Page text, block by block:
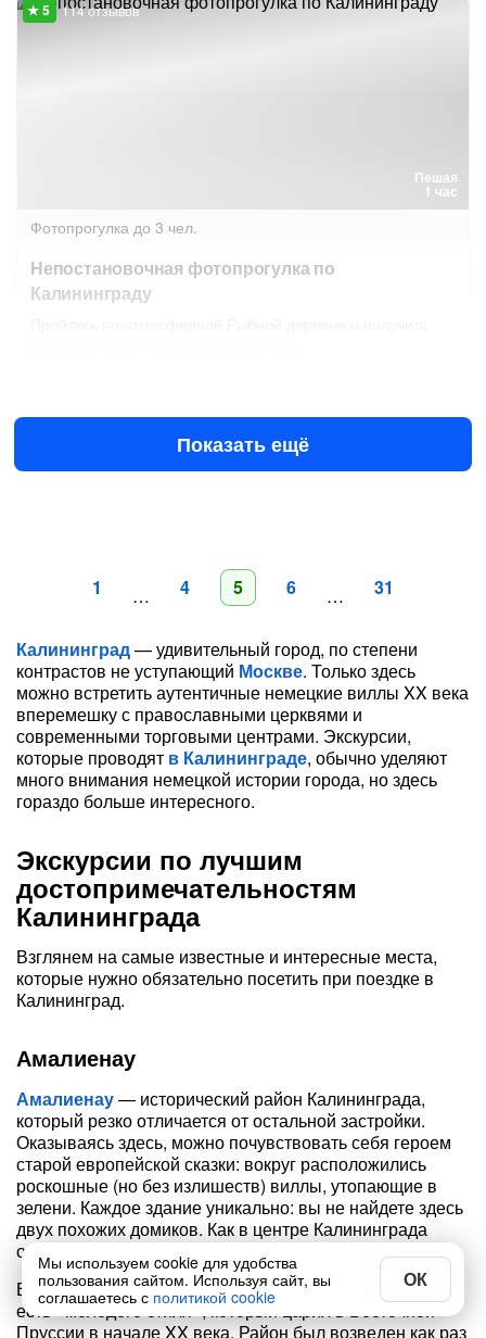
Пешая
1 час
114 отзывов
Фотопрогулка до 3 чел.
Непостановочная фотопрогулка по
Калининграду
8500 ₽за всё до 3 чел.
Показать ещё
1 … 4 5 6 … 31
Калининград— удивительный город, по степени
контрастов не уступающий Москве. Только здесь
можно встретить аутентичные немецкие виллы XX века
вперемешку с православными церквями и
современными торговыми центрами. Экскурсии,
которые проводят в Калининграде, обычно уделяют
много внимания немецкой истории города, но здесь
гораздо больше интересного.
Экскурсии по лучшим
достопримечательностям
Калининграда
Взглянем на самые известные и интересные места,
которые нужно обязательно посетить при поездке в
Калининград.
Амалиенау
Амалиенау— исторический район Калининграда,
который резко отличается от остальной застройки.
Оказываясь здесь, можно почувствовать себя героем
старой европейской сказки: вокруг расположились
роскошные (но без излишеств) виллы, утопающие в
зелени. Каждое здание уникально: вы не найдете здесь
двух похожих домиков. Как в центре Калининграда
оказалось это чудо архитектуры?
В Амалиенау сохранились памятники югендстиля, то
есть «молодого стиля», который царил в Восточной
Пруссии в начале XX века. Район был возведен как раз
Мы используем cookie для удобства
пользования сайтом. Используя сайт, вы
соглашаетесь с политикой cookie
ОК